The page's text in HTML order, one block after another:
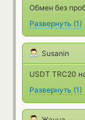
Обмен без
Развернуть (1)
Susanin
USDT TRC20
Развернуть (1)